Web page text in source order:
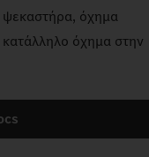
ψεκαστήρα, όχημα
όχημα στην